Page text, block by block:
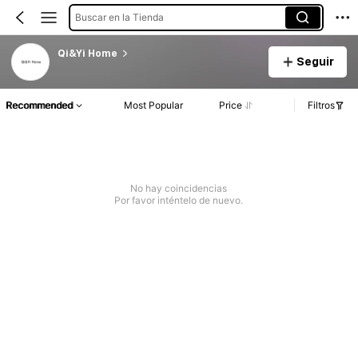
Buscar en la Tienda
Qi&Yi Home
Seguir
Recommended Most Popular Price Filtros
No hay coincidencias
Por favor inténtelo de nuevo.